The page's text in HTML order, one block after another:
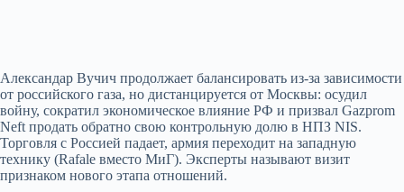
Александар Вучич продолжает балансировать из‑за зависимости
от российского газа, но дистанцируется от Москвы: осудил
войну, сократил экономическое влияние РФ и призвал Gazprom
Neft продать обратно свою контрольную долю в НПЗ NIS.
Торговля с Россией падает, армия переходит на западную
технику (Rafale вместо МиГ). Эксперты называют визит
признаком нового этапа отношений.